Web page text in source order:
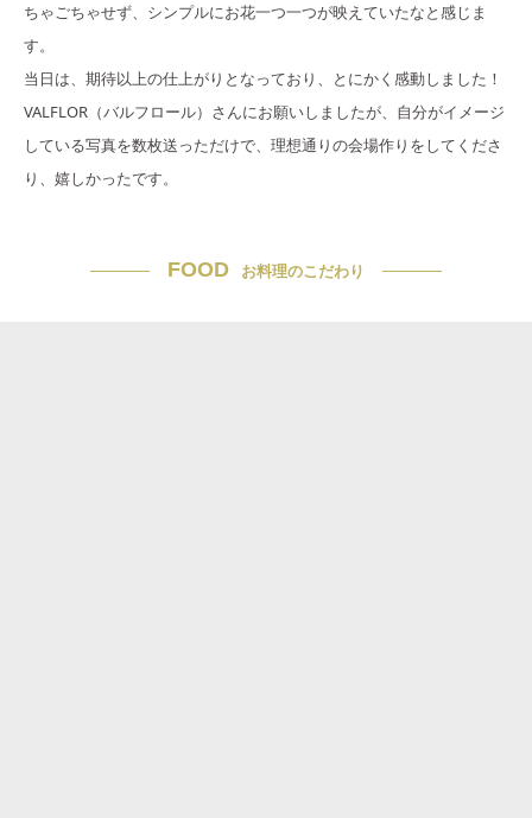
ちゃごちゃせず、シンプルにお花一つ一つが映えていたなと感じま
す。
当日は、期待以上の仕上がりとなっており、とにかく感動しました！
VALFLOR（バルフロール）さんにお願いしましたが、自分がイメージ
している写真を数枚送っただけで、理想通りの会場作りをしてくださ
り、嬉しかったです。
FOOD お料理のこだわり